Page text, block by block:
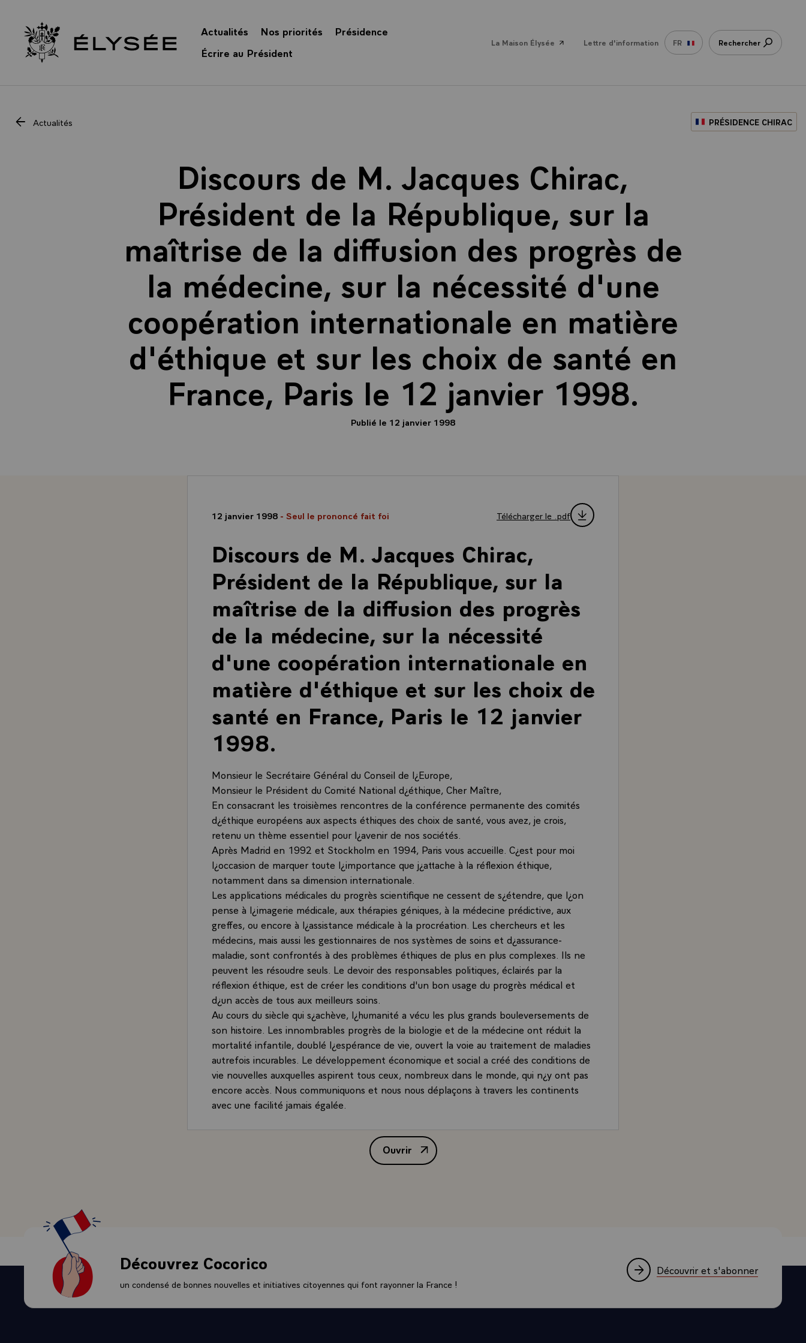
Retour à l’accueil Élysée
Actualités Nos priorités
Présidence
Écrire au Président
La Maison Élysée Lettre d'information FR Rechercher
Actualités PRÉSIDENCE CHIRAC
Discours de M. Jacques Chirac,
Président de la République, sur la
maîtrise de la diffusion des progrès de
la médecine, sur la nécessité d'une
coopération internationale en matière
d'éthique et sur les choix de santé en
France, Paris le 12 janvier 1998.
Publié le 12 janvier 1998
12 janvier 1998 - Seul le prononcé fait foi Télécharger le .pdf
Discours de M. Jacques Chirac,
Président de la République, sur la
maîtrise de la diffusion des progrès
de la médecine, sur la nécessité
d'une coopération internationale en
matière d'éthique et sur les choix de
santé en France, Paris le 12 janvier
1998.
Monsieur le Secrétaire Général du Conseil de l¿Europe,
Monsieur le Président du Comité National d¿éthique, Cher Maître,
En consacrant les troisièmes rencontres de la conférence permanente des comités
d¿éthique européens aux aspects éthiques des choix de santé, vous avez, je crois,
retenu un thème essentiel pour l¿avenir de nos sociétés.
Après Madrid en 1992 et Stockholm en 1994, Paris vous accueille. C¿est pour moi
l¿occasion de marquer toute l¿importance que j¿attache à la réflexion éthique,
notamment dans sa dimension internationale.
Les applications médicales du progrès scientifique ne cessent de s¿étendre, que l¿on
pense à l¿imagerie médicale, aux thérapies géniques, à la médecine prédictive, aux
greffes, ou encore à l¿assistance médicale à la procréation. Les chercheurs et les
médecins, mais aussi les gestionnaires de nos systèmes de soins et d¿assurance-
maladie, sont confrontés à des problèmes éthiques de plus en plus complexes. Ils ne
peuvent les résoudre seuls. Le devoir des responsables politiques, éclairés par la
réflexion éthique, est de créer les conditions d'un bon usage du progrès médical et
d¿un accès de tous aux meilleurs soins.
Au cours du siècle qui s¿achève, l¿humanité a vécu les plus grands bouleversements de
son histoire. Les innombrables progrès de la biologie et de la médecine ont réduit la
mortalité infantile, doublé l¿espérance de vie, ouvert la voie au traitement de maladies
autrefois incurables. Le développement économique et social a créé des conditions de
vie nouvelles auxquelles aspirent tous ceux, nombreux dans le monde, qui n¿y ont pas
encore accès. Nous communiquons et nous nous déplaçons à travers les continents
avec une facilité jamais égalée.
l¿homme a su créer plus de justice, apporter plus de paix, agir avec plus de sagesse.
Car notre siècle n¿aura été épargné par aucun des grands fléaux de l¿histoire, qu¿ils
viennent de la nature ou de l¿homme. Que l¿on pense aux guerres ou aux génocides,
ambivalence. Mais les percées scientifiques de notre temps soulèvent, pour la
conscience des hommes, des interrogations nouvelles, qui engagent l¿avenir même du
Ouvrir
Discours de M. Jacques Chirac, Président de la République, sur la maîtrise de la
Découvrez Cocorico
un condensé de bonnes nouvelles et initiatives citoyennes qui font rayonner la France !
Découvrir et s'abonner